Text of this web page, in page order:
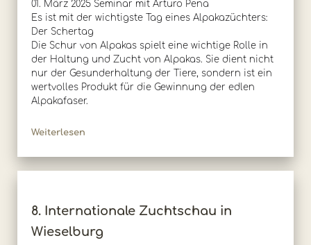
01. März 2025 Seminar mit Arturo Pena
Es ist mit der wichtigste Tag eines Alpakazüchters:
Der Schertag
Die Schur von Alpakas spielt eine wichtige Rolle in
der Haltung und Zucht von Alpakas. Sie dient nicht
nur der Gesunderhaltung der Tiere, sondern ist ein
wertvolles Produkt für die Gewinnung der edlen
Alpakafaser.
Weiterlesen
8. Internationale Zuchtschau in
Wieselburg